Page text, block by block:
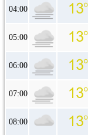
04:00
05:00
06:00
07:00
08:00